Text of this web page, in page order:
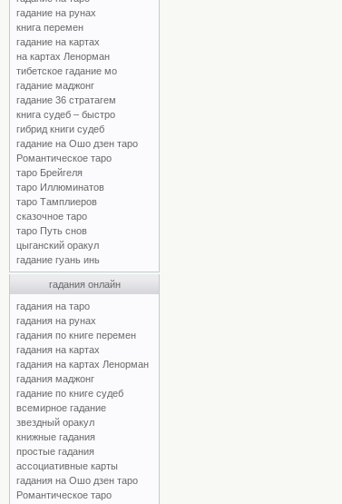
гадание на рунах
книга перемен
гадание на картах
на картах Ленорман
тибетское гадание мо
гадание маджонг
гадание 36 стратагем
книга судеб – быстро
гибрид книги судеб
гадание на Ошо дзен таро
Романтическое таро
таро Брейгеля
таро Иллюминатов
таро Тамплиеров
сказочное таро
таро Путь снов
цыганский оракул
гадание гуань инь
гадания онлайн
гадания на таро
гадания на рунах
гадания по книге перемен
гадания на картах
гадания на картах Ленорман
гадания маджонг
гадание по книге судеб
всемирное гадание
звездный оракул
книжные гадания
простые гадания
ассоциативные карты
гадания на Ошо дзен таро
Романтическое таро